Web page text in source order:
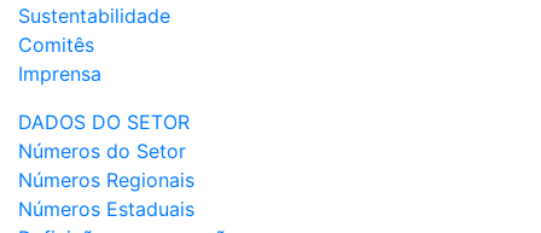
Sustentabilidade
Comitês
Imprensa
DADOS DO SETOR
Números do Setor
Números Regionais
Números Estaduais